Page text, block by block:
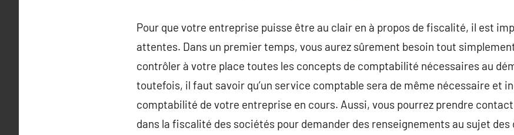
Pour que votre entreprise puisse être au clair en à propos de fiscalité, il est
attentes. Dans un premier temps, vous aurez sûrement besoin tout
contrôler à votre place toutes les concepts de comptabilité nécessaires au
toutefois, il faut savoir qu’un service comptable sera de même nécessaire et
comptabilité de votre entreprise en cours. Aussi, vous pourrez prendre
dans la fiscalité des sociétés pour demander des renseignements au sujet